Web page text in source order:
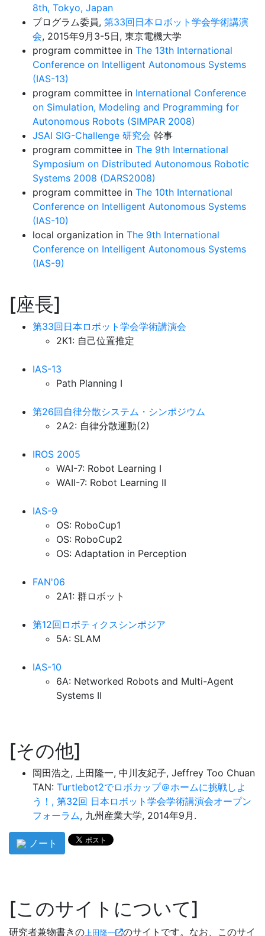
8th, Tokyo, Japan
プログラム委員, 第33回日本ロボット学会学術講演
会, 2015年9月3-5日, 東京電機大学
program committee in The 13th International
Conference on Intelligent Autonomous Systems
(IAS-13)
program committee in International Conference
on Simulation, Modeling and Programming for
Autonomous Robots (SIMPAR 2008)
JSAI SIG-Challenge 研究会 幹事
program committee in The 9th International
Symposium on Distributed Autonomous Robotic
Systems 2008 (DARS2008)
program committee in The 10th International
Conference on Intelligent Autonomous Systems
(IAS-10)
local organization in The 9th International
Conference on Intelligent Autonomous Systems
(IAS-9)
座長
第33回日本ロボット学会学術講演会
2K1: 自己位置推定
IAS-13
Path Planning I
第26回自律分散システム・シンポジウム
2A2: 自律分散運動(2)
IROS 2005
WAI-7: Robot Learning I
WAII-7: Robot Learning II
IAS-9
OS: RoboCup1
OS: RoboCup2
OS: Adaptation in Perception
FAN'06
2A1: 群ロボット
第12回ロボティクスシンポジア
5A: SLAM
IAS-10
6A: Networked Robots and Multi-Agent
Systems II
その他
岡田浩之, 上田隆一, 中川友紀子, Jeffrey Too Chuan
TAN: Turtlebot2でロボカップ＠ホームに挑戦しよ
う！, 第32回 日本ロボット学会学術講演会オープン
フォーラム, 九州産業大学, 2014年9月.
ノート
このサイトについて
研究者兼物書きの 上田隆一 のサイトです。なお、このサイ